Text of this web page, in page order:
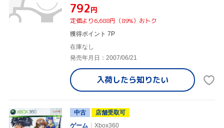
¥792円
定価より6,688円（89%）おトク
獲得ポイント 7P
在庫なし
発売年月日：2007/06/21
入荷したら知りたい
中古
店舗受取可
ゲーム
Xbox360